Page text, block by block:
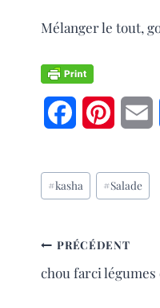
Mélanger le tout,
c
b
o
n
e
r
Étiquettes
de
publication :
#kasha #Salade
DE
PRÉCÉDENT
chou farci